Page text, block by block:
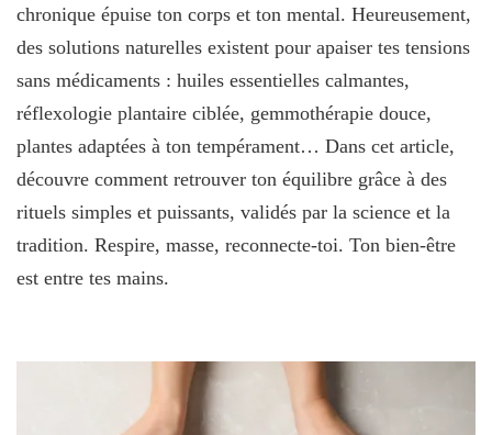
chronique épuise ton corps et ton mental. Heureusement,
des solutions naturelles existent pour apaiser tes tensions
sans médicaments : huiles essentielles calmantes,
réflexologie plantaire ciblée, gemmothérapie douce,
plantes adaptées à ton tempérament… Dans cet article,
découvre comment retrouver ton équilibre grâce à des
rituels simples et puissants, validés par la science et la
tradition. Respire, masse, reconnecte-toi. Ton bien-être
est entre tes mains.